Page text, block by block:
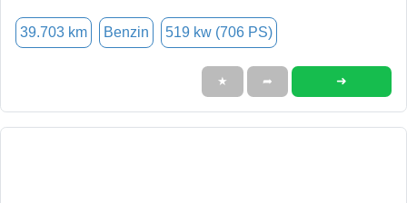
39.703 km Benzin 519 kw (706 PS)
★ ➦ ➜